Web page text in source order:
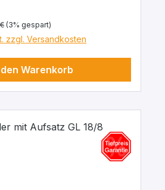
Preis:
(3% gespart)
zzgl. Versandkosten
Warenkorb